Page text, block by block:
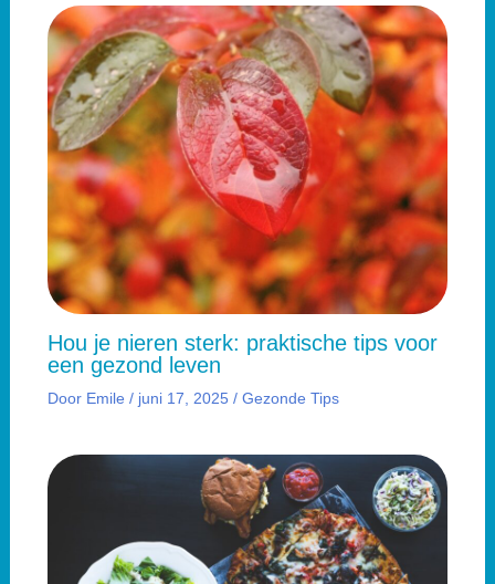
Hou je nieren sterk: praktische tips voor
een gezond leven
Door Emile / juni 17, 2025 / Gezonde Tips